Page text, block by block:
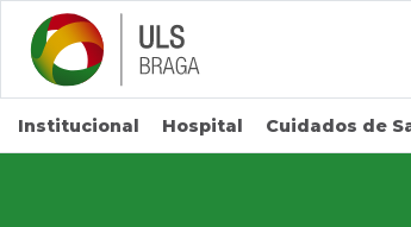
Saltar para conteúdo principal
Institucional Hospital Cuidados de